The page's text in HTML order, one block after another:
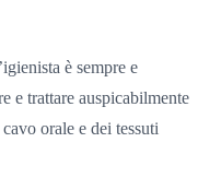
è sempre e
e trattare auspicabilmente
orale e dei tessuti